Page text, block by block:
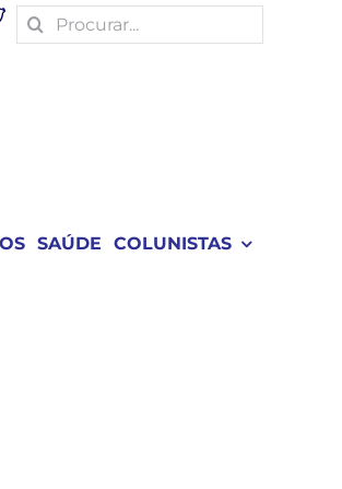
Search
for:
SAÚDE COLUNISTAS